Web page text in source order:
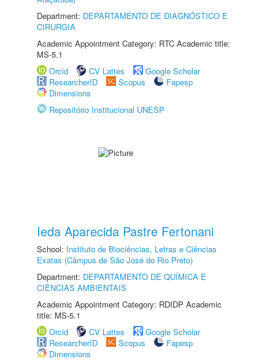
Department: DEPARTAMENTO DE DIAGNÓSTICO E
CIRURGIA
Academic Appointment Category: RTC Academic title:
MS-5.1
Orcid
CV Lattes
Google Scholar
ResearcherID
Scopus
Fapesp
Dimensions
Repositório Institucional UNESP
Ieda Aparecida Pastre Fertonani
School: Instituto de Biociências, Letras e Ciências
Exatas (Câmpus de São José do Rio Preto)
Department: DEPARTAMENTO DE QUÍMICA E
CIÊNCIAS AMBIENTAIS
Academic Appointment Category: RDIDP Academic
title: MS-5.1
Orcid
CV Lattes
Google Scholar
ResearcherID
Scopus
Fapesp
Dimensions